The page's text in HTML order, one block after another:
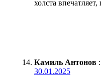
холста впечатляет,
Камиль Антонов :
30.01.2025